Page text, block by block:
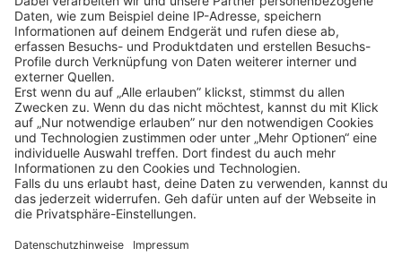
Klickehier, um alle offenen Jobs zu sehen.
Impressum Datenschutz
Privatsphäre-Einstellungen
FAQ
Veranstaltungen
Sitemap